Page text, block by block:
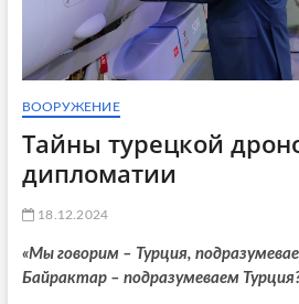
ВООРУЖЕНИЕ
Тайны турецкой
дипломатии
18.12.2024
«Мы говорим – Турция,
Байрактар – подразумеваем